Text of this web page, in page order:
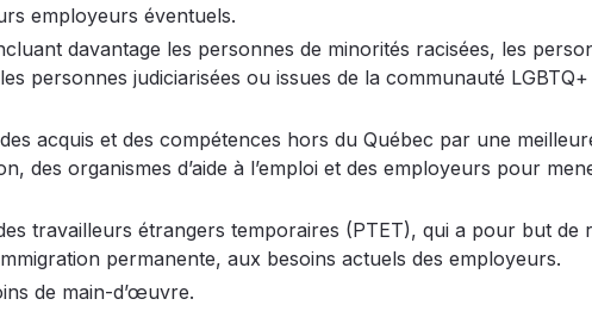
employeurs éventuels.
davantage les personnes de minorités racisées, les
personnes judiciarisées ou issues de la communauté
acquis et des compétences hors du Québec par une
des organismes d’aide à l’emploi et des employeurs pour
travailleurs étrangers temporaires (PTET), qui a pour but de
permanente, aux besoins actuels des employeurs.
de main-d’œuvre.